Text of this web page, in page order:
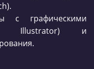
с графическими
Illustrator) и